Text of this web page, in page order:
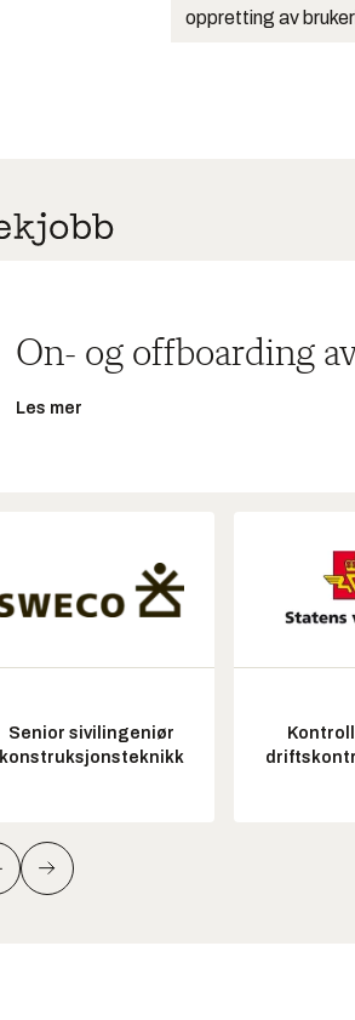
oppretting av
On- og offboarding
Les mer
Senior sivilingeniør
konstruksjonsteknikk